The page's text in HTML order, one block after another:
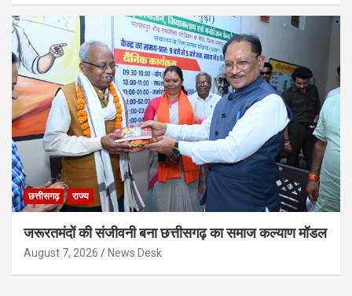
छत्तीसगढ़ राज्य
जरूरतमंदों की संजीवनी बना छत्तीसगढ़ का समाज कल्याण मॉडल
August 7, 2026 News Desk